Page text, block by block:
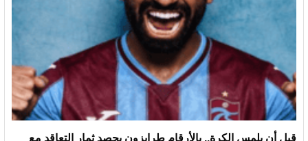
قبل أن يلمس الكرة.. بالأرقام طرابزون يحصد ثمار التعاقد مع